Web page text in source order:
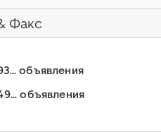
Факс
объявления
объявления